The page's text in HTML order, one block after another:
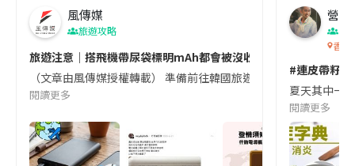
風傳媒
旅遊攻略
旅遊注意｜搭飛機帶尿袋標明mAh都會被沒收😱出發前切記檢查
（文章由風傳媒授權轉載） 準備前往韓國旅遊的民眾，近期要
閱讀更多
營養
香港
#連皮帶籽
夏天其中一
閱讀更多